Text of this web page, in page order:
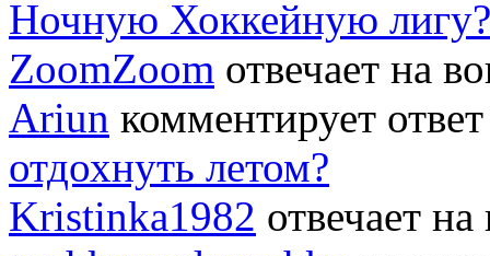
Ночную Хоккейную лигу?
ZoomZoom отвечает на
Ariun комментирует
отдохнуть летом?
Kristinka1982 отвечает